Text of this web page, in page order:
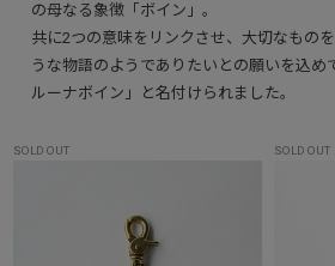
の母なる象徴「ボイン」。
共に2つの意味をリンクさせ、大切なもの
うな物語のようでありたいとの願いを込め
ルーナボイン」と名付けられました。
SOLD OUT SOLD OUT